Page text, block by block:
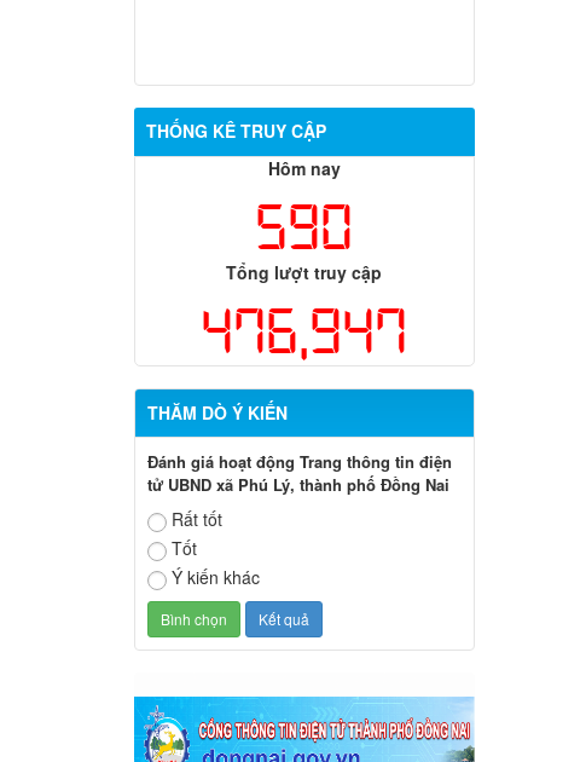
THỐNG KÊ TRUY CẬP
Hôm nay
590
Tổng lượt truy cập
476,947
THĂM DÒ Ý KIẾN
Đánh giá hoạt động Trang thông tin điện
tử UBND xã Phú Lý, thành phố Đồng Nai
Rất tốt
Tốt
Ý kiến khác